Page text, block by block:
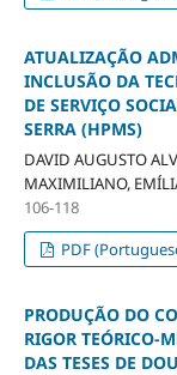
ATUALIZAÇÃO
INCLUSÃO DA
DE SERVIÇO
SERRA (HPMS)
DAVID AUGUSTO
MAXIMILIANO,
106-118
PDF
PRODUÇÃO DO
RIGOR TEÓRICO-
DAS TESES DE